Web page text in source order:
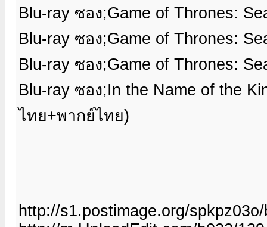
Blu-ray ซอง;Game of Thrones:
Blu-ray ซอง;Game of Thrones:
Blu-ray ซอง;Game of Thrones:
Blu-ray ซอง;In the Name of the
ไทย+พากย์ไทย)
http://s1.postimage.org/